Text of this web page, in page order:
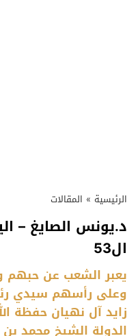
الرئيسية » المقالات
د.يونس الصايغ –
ال53
يعبر الشعب عن حبهم
وعلى رأسهم سيدي
زايد آل نهيان حفظة
الدولة الشيخ محمد